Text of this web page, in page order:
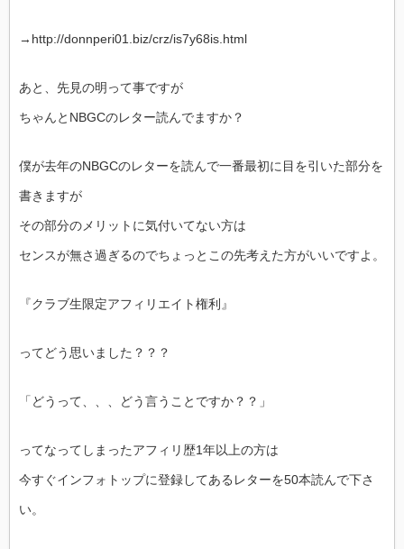
→http://donnperi01.biz/crz/is7y68is.html
あと、先見の明って事ですが
ちゃんとNBGCのレター読んでますか？
僕が去年のNBGCのレターを読んで一番最初に目を引いた部分を
書きますが
その部分のメリットに気付いてない方は
センスが無さ過ぎるのでちょっとこの先考えた方がいいですよ。
『クラブ生限定アフィリエイト権利』
ってどう思いました？？？
「どうって、、、どう言うことですか？？」
ってなってしまったアフィリ歴1年以上の方は
今すぐインフォトップに登録してあるレターを50本読んで下さ
い。